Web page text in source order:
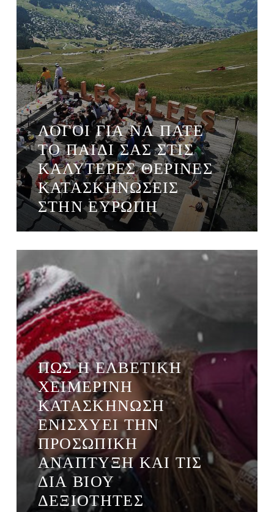
ΛΌΓΟΙ ΓΙΑ ΝΑ ΠΆΤΕ
ΤΟ ΠΑΙΔΊ ΣΑΣ ΣΤΙΣ
ΚΑΛΎΤΕΡΕΣ ΘΕΡΙΝΈΣ
ΚΑΤΑΣΚΗΝΏΣΕΙΣ
ΣΤΗΝ ΕΥΡΏΠΗ
ΠΏΣ Η ΕΛΒΕΤΙΚΉ
ΧΕΙΜΕΡΙΝΉ
ΚΑΤΑΣΚΉΝΩΣΗ
ΕΝΙΣΧΎΕΙ ΤΗΝ
ΠΡΟΣΩΠΙΚΉ
ΑΝΆΠΤΥΞΗ ΚΑΙ ΤΙΣ
ΔΙΑ ΒΊΟΥ
ΔΕΞΙΌΤΗΤΕΣ